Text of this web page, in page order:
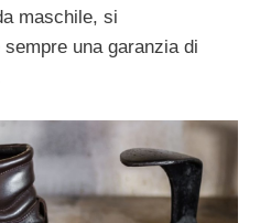
maschile, si
una garanzia di